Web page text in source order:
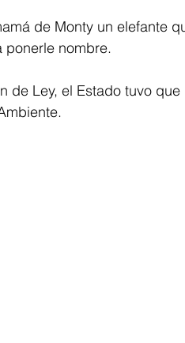
de Monty un elefante
ponerle nombre.
de Ley, el Estado tuvo